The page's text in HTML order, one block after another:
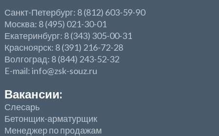
Санкт-Петербург: 8 (812) 603-59-90
Москва: 8 (495) 021-30-01
Екатеринбург: 8 (343) 305-00-31
Красноярск: 8 (391) 216-72-28
Волгоград: 8 (844) 243-52-32
E-mail: info@zsk-souz.ru
Вакансии:
Слесарь
Бетонщик-арматурщик
Менеджер по продажам